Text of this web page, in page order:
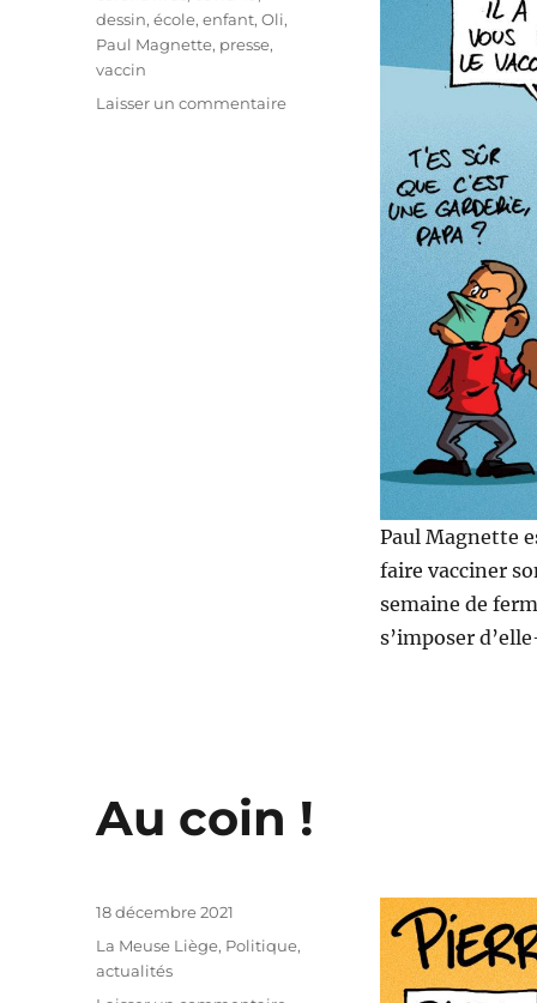
Paul Magnette
faire vacciner
semaine de
s’imposer
dessin,école,enfant,Oli,
Paul Magnette, presse,
vaccin
Laisser un commentairesur
Au coin !
Publié
18 décembre 2021
Catégories
La Meuse Liège, Politique,
actualités